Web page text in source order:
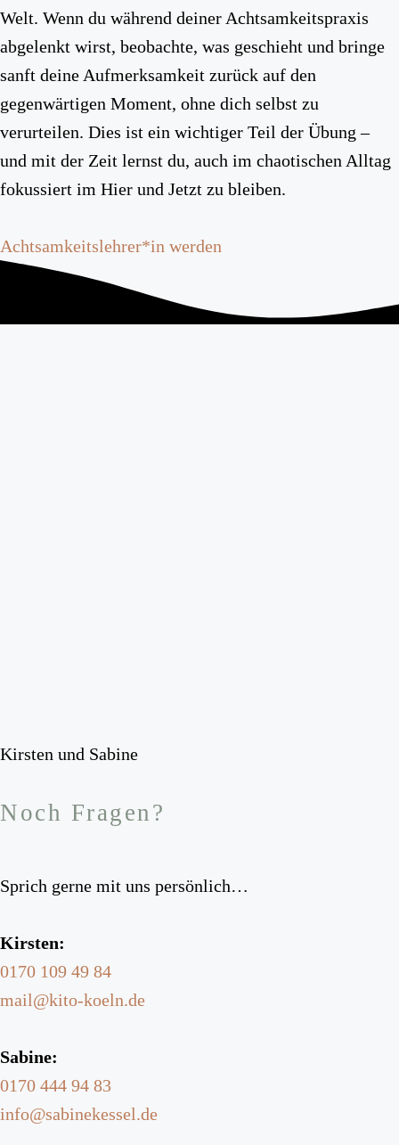
Welt. Wenn du während deiner Achtsamkeitspraxis
abgelenkt wirst, beobachte, was geschieht und bringe
sanft deine Aufmerksamkeit zurück auf den
gegenwärtigen Moment, ohne dich selbst zu
verurteilen. Dies ist ein wichtiger Teil der Übung –
und mit der Zeit lernst du, auch im chaotischen Alltag
fokussiert im Hier und Jetzt zu bleiben.
Achtsamkeitslehrer*in werden
Kirsten und Sabine
Noch Fragen?
Sprich gerne mit uns persönlich…
Kirsten:
0170 109 49 84
mail@kito-koeln.de
Sabine:
0170 444 94 83
info@sabinekessel.de